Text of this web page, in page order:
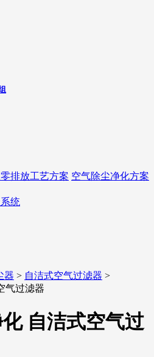
排放工艺方案 空气除尘净化方案
统
器 > 自洁式空气过滤器 >
自洁式空气过